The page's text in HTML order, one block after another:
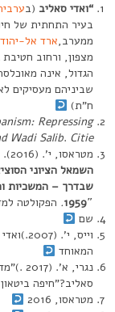
“ואדי סאליב (ב
בעיר התחתית של
ממערב,ארד אל-יהוד
מצפון, ורחוב
הגדול, אינה
שביניהם מעסיקים
ח”ת)
Repressing
Wadi Salib. Citie
מטראסו, י’. (2016). “
השמאל הציוני
שבדרך – המשכיות
1959″
. הפקולטה
שם
וייס,
המאוחד
נגרי,
סאליב?”חיפה ביטאון
מטראסו, 2016